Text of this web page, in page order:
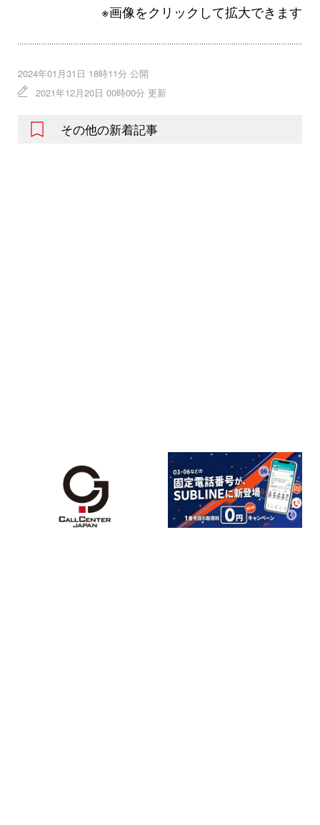
※画像をクリックして拡大できます
2024年01月31日 18時11分 公開
2021年12月20日 00時00分 更新
その他の新着記事